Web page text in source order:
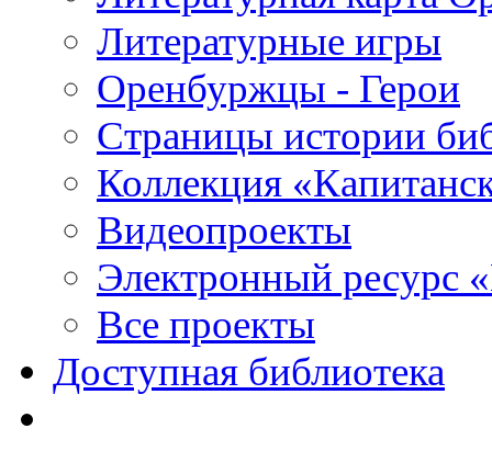
Литературные игры
Оренбуржцы - Герои
Страницы истории
Коллекция
Видеопроекты
Электронный ресурс
Все проекты
Доступная библиотека